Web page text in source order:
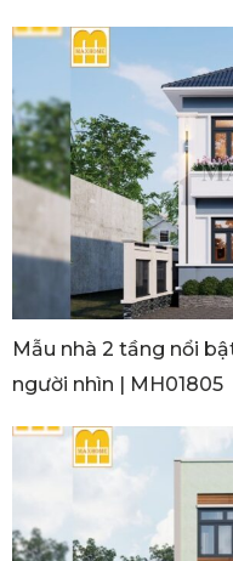
Mẫu nhà 2 tầng nổi
người nhìn | MH01805